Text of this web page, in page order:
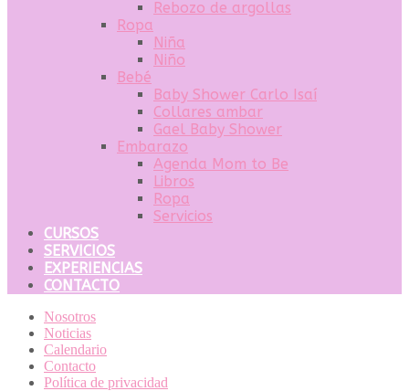
Rebozo de argollas
Ropa
Niña
Niño
Bebé
Baby Shower Carlo Isaí
Collares ambar
Gael Baby Shower
Embarazo
Agenda Mom to Be
Libros
Ropa
Servicios
CURSOS
SERVICIOS
EXPERIENCIAS
CONTACTO
Nosotros
Noticias
Calendario
Contacto
Política de privacidad